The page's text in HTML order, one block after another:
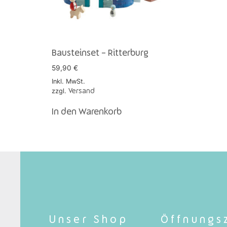
Bausteinset – Ritterburg
59,90 €
Inkl. MwSt.
zzgl. Versand
In den Warenkorb
Unser Shop